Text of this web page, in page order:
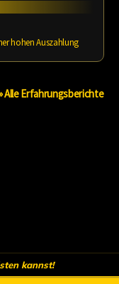
hohen Auszahlung
Alle Erfahrungsberichte
kannst!